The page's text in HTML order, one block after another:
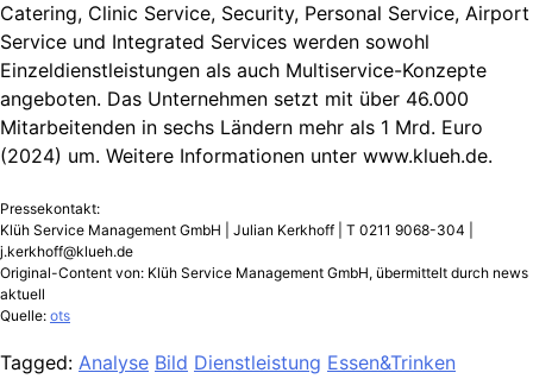
Catering, Clinic Service, Security, Personal Service, Airport
Service und Integrated Services werden sowohl
Einzeldienstleistungen als auch Multiservice-Konzepte
angeboten. Das Unternehmen setzt mit über 46.000
Mitarbeitenden in sechs Ländern mehr als 1 Mrd. Euro
(2024) um. Weitere Informationen unter www.klueh.de.
Pressekontakt:
Klüh Service Management GmbH | Julian Kerkhoff | T 0211 9068-304 |
j.kerkhoff@klueh.de
Original-Content von: Klüh Service Management GmbH, übermittelt durch news
aktuell
Quelle: ots
Tagged: Analyse Bild Dienstleistung Essen&Trinken